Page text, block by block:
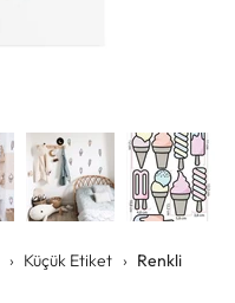
› Küçük Etiket › Renkli